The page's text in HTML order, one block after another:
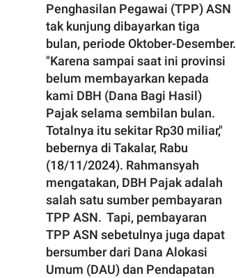
Penghasilan Pegawai (TPP) ASN
tak kunjung dibayarkan tiga
bulan, periode Oktober-Desember.
"Karena sampai saat ini provinsi
belum membayarkan kepada
kami DBH (Dana Bagi Hasil)
Pajak selama sembilan bulan.
Totalnya itu sekitar Rp30 miliar,"
bebernya di Takalar, Rabu
(18/11/2024). Rahmansyah
mengatakan, DBH Pajak adalah
salah satu sumber pembayaran
TPP ASN. Tapi, pembayaran
TPP ASN sebetulnya juga dapat
bersumber dari Dana Alokasi
Umum (DAU) dan Pendapatan